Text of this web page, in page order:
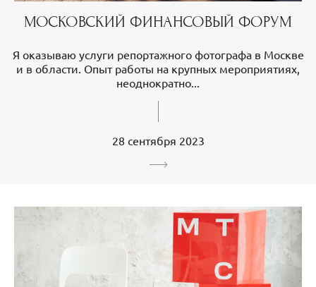
МОСКОВСКИЙ ФИНАНСОВЫЙ ФОРУМ
Я оказываю услуги репортажного фотографа в Москве
и в области. Опыт работы на крупных мероприятиях,
неоднократно...
28 сентября 2023